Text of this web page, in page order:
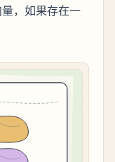
，如果存在一